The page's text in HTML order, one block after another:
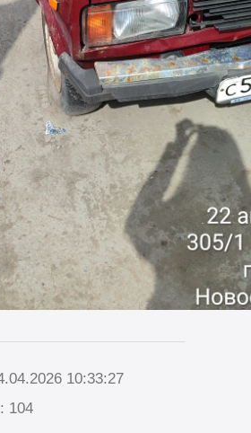
10:33:27
104